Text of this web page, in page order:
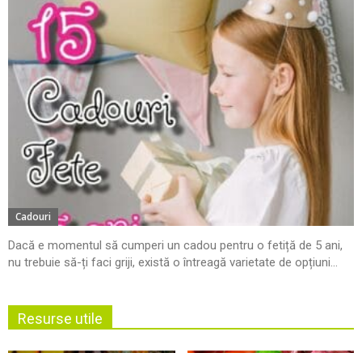
Cadouri
Dacă e momentul să cumperi un cadou pentru o fetiță de 5 ani,
nu trebuie să-ți faci griji, există o întreagă varietate de opțiuni...
Resurse utile